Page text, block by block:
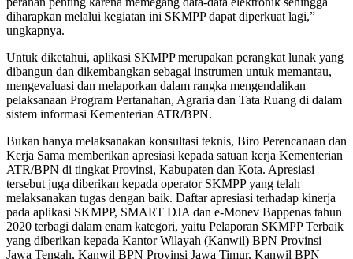
diharapkan melalui kegiatan ini SKMPP dapat diperkuat lagi,”
ungkapnya.
Untuk diketahui, aplikasi SKMPP merupakan perangkat lunak yang
dibangun dan dikembangkan sebagai instrumen untuk memantau,
mengevaluasi dan melaporkan dalam rangka mengendalikan
pelaksanaan Program Pertanahan, Agraria dan Tata Ruang di dalam
sistem informasi Kementerian ATR/BPN.
Bukan hanya melaksanakan konsultasi teknis, Biro Perencanaan dan
Kerja Sama memberikan apresiasi kepada satuan kerja Kementerian
ATR/BPN di tingkat Provinsi, Kabupaten dan Kota. Apresiasi
tersebut juga diberikan kepada operator SKMPP yang telah
melaksanakan tugas dengan baik. Daftar apresiasi terhadap kinerja
pada aplikasi SKMPP, SMART DJA dan e-Monev Bappenas tahun
2020 terbagi dalam enam kategori, yaitu Pelaporan SKMPP Terbaik
yang diberikan kepada Kantor Wilayah (Kanwil) BPN Provinsi
Jawa Tengah, Kanwil BPN Provinsi Jawa Timur, Kanwil BPN